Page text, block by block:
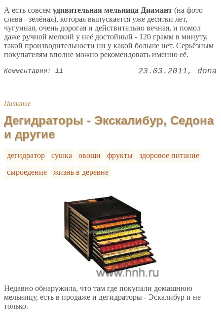
А есть совсем удивительная мельница Диамант (на фото
слева - зелёная), которая выпускается уже десятки лет,
чугунная, очень дорогая и действительно вечная, и помол
даже ручной мелкий у неё достойный - 120 грамм в минуту,
такой производительности ни у какой больше нет. Серьёзным
покупателям вполне можно рекомендовать именно её.
Комментарии: 11 23.03.2011 dona
Питание
Дегидраторы - Экскалибур, Седона
и другие
дегидратор сушка овощи фрукты
здоровое питание
сыроедение
жизнь в деревне
Недавно обнаружила, что там где покупали домашнюю
мельницу, есть в продаже и дегидраторы - Эскалибур и не
только.